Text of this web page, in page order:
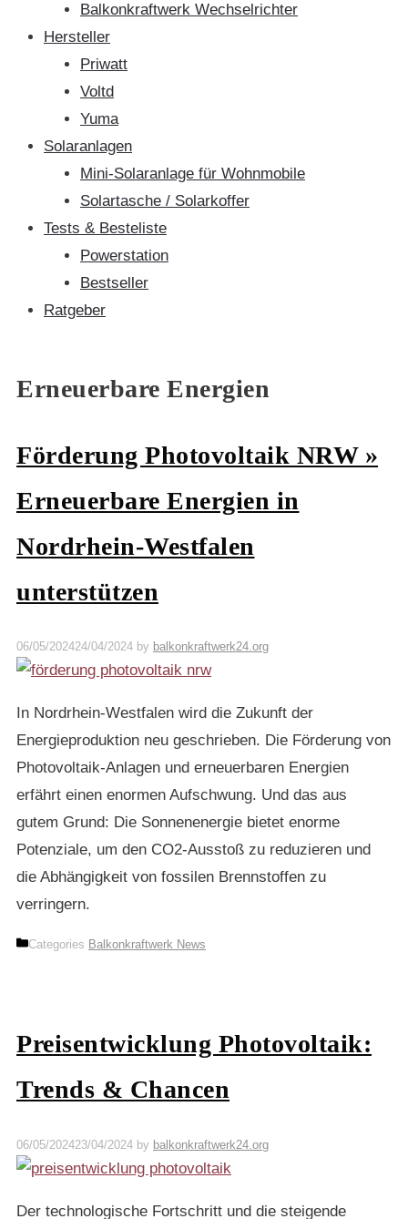
Balkonkraftwerk Wechselrichter
Hersteller
Priwatt
Voltd
Yuma
Solaranlagen
Mini-Solaranlage für Wohnmobile
Solartasche / Solarkoffer
Tests & Besteliste
Powerstation
Bestseller
Ratgeber
Erneuerbare Energien
Förderung Photovoltaik NRW »
Erneuerbare Energien in
Nordrhein-Westfalen
unterstützen
06/05/202424/04/2024 by balkonkraftwerk24.org
In Nordrhein-Westfalen wird die Zukunft der
Energieproduktion neu geschrieben. Die Förderung von
Photovoltaik-Anlagen und erneuerbaren Energien
erfährt einen enormen Aufschwung. Und das aus
gutem Grund: Die Sonnenenergie bietet enorme
Potenziale, um den CO2-Ausstoß zu reduzieren und
die Abhängigkeit von fossilen Brennstoffen zu
verringern.
Categories Balkonkraftwerk News
Preisentwicklung Photovoltaik:
Trends & Chancen
06/05/202423/04/2024 by balkonkraftwerk24.org
Der technologische Fortschritt und die steigende